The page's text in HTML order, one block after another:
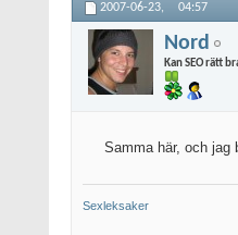
2007-06-23, 04:57
Nord
Kan SEO rätt
Samma här, och jag
Sexleksaker